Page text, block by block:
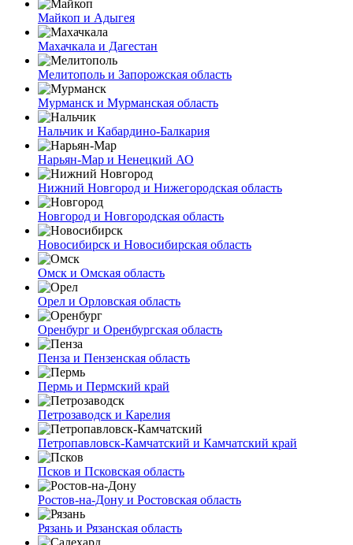
Майкоп и Адыгея
Махачкала и Дагестан
Мелитополь и Запорожская область
Мурманск и Мурманская область
Нальчик и Кабардино-Балкария
Нарьян-Мар и Ненецкий АО
Нижний Новгород и Нижегородская область
Новгород и Новгородская область
Новосибирск и Новосибирская область
Омск и Омская область
Орел и Орловская область
Оренбург и Оренбургская область
Пенза и Пензенская область
Пермь и Пермский край
Петрозаводск и Карелия
Петропавловск-Камчатский и Камчатский край
Псков и Псковская область
Ростов-на-Дону и Ростовская область
Рязань и Рязанская область